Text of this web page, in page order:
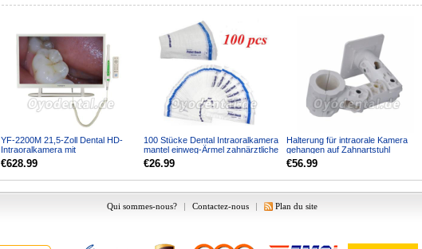
YF-2200M 21,5-Zoll Dental HD-
Intraoralkamera mit
Monitorbildschirm und Halterung...
€628.99
100 Stücke Dental Intraoralkamera
mantel einweg-Ärmel zahnärztliche
kamerahalter...
€26.99
Halterung für intraorale Kamera
gehangen auf Zahnartstuhl
€56.99
Qui sommes-nous? | Contactez-nous | Plan du site